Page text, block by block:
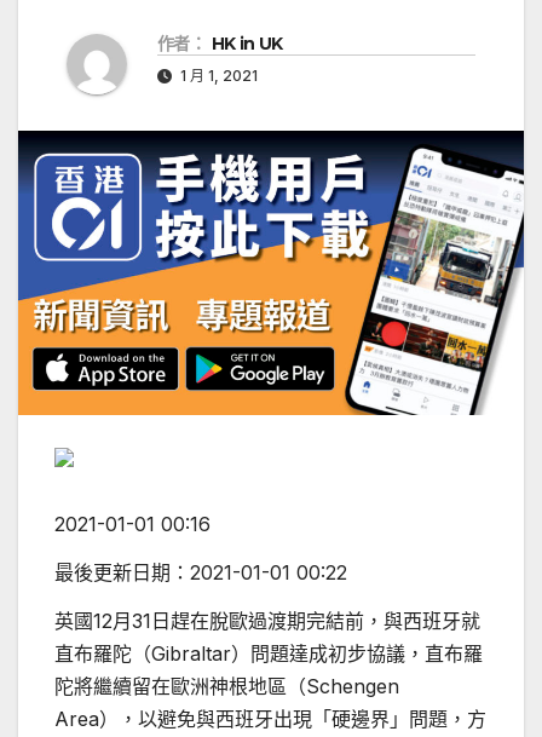
作者： HK in UK
1 月 1, 2021
2021-01-01 00:16
最後更新日期： 2021-01-01 00:22
英國12月31日趕在脫歐過渡期完結前，與西班牙就
直布羅陀（Gibraltar）問題達成初步協議，直布羅
陀將繼續留在歐洲神根地區（Schengen
Area），以避免與西班牙出現「硬邊界」問題，方